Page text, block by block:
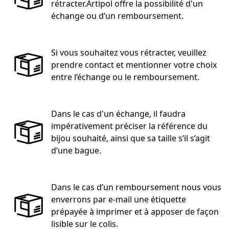
rétracter.Artipol offre la possibilité d'un
échange ou d’un remboursement.
Si vous souhaitez vous rétracter, veuillez
prendre contact et mentionner votre choix
entre l’échange ou le remboursement.
Dans le cas d'un échange, il faudra
impérativement préciser la référence du
bijou souhaité, ainsi que sa taille s’il s’agit
d’une bague.
Dans le cas d’un remboursement nous vous
enverrons par e-mail une étiquette
prépayée à imprimer et à apposer de façon
lisible sur le colis.